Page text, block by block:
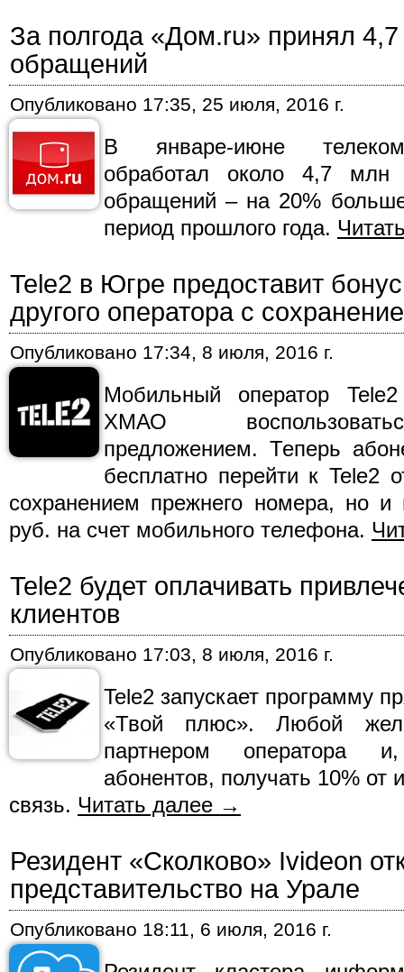
За полгода «Дом.ru» принял
обращений
Опубликовано 17:35, 25 июля, 2016 г.
В январе-июне
обработал около 4,7 млн
обращений – на 20%
период прошлого года.
Tele2 в Югре предоставит
другого оператора с
Опубликовано 17:34, 8 июля, 2016 г.
Мобильный оператор
ХМАО
предложением. Теперь
бесплатно перейти к Tele2
сохранением прежнего номера, но и
руб. на счет мобильного телефона.
Tele2 будет оплачивать
клиентов
Опубликовано 17:03, 8 июля, 2016 г.
Tele2 запускает программу
«Твой плюс». Любой
партнером оператора
абонентов, получать 10% от
связь. Читать далее →
Резидент «Сколково» Ivideon
представительство на Урале
Опубликовано 18:11, 6 июля, 2016 г.